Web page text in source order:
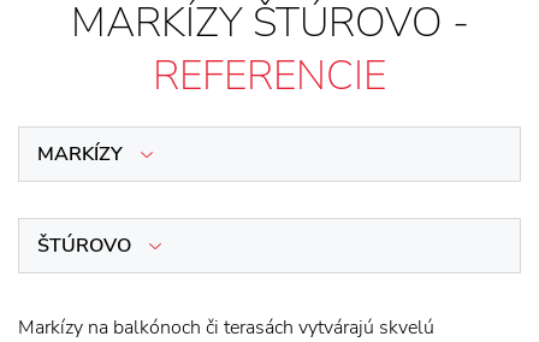
MARKÍZY ŠTÚROVO -
REFERENCIE
MARKÍZY
ŠTÚROVO
Markízy na balkónoch či terasách vytvárajú skvelú